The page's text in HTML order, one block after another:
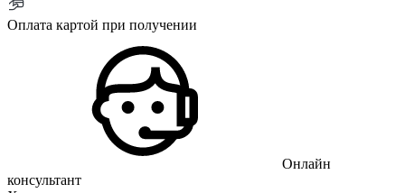
Оплата картой при получении
Онлайн
консультант